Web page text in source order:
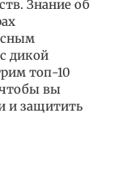
Знание об
дикой
топ-10
вы
и защитить